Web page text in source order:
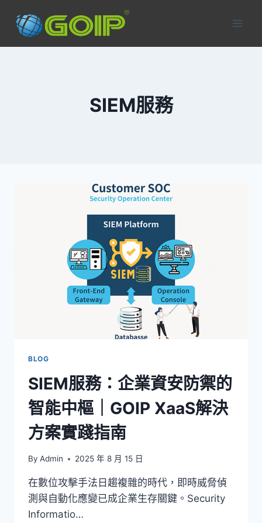
content
SIEM服務
BLOG
SIEM服務：企業資安防禦的
智能中樞｜GOIP XaaS解決
方案實踐指南
By Admin 2025 年 8 月 15 日
在數位攻擊手法日趨複雜的時代，即時威脅偵
測與自動化應變已成企業生存關鍵。Security
Informatio…